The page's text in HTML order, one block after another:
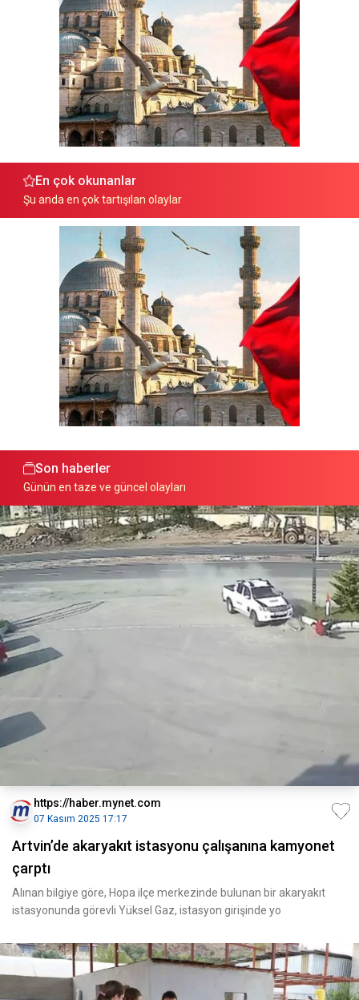
En çok okunanlar
Şu anda en çok tartışılan olaylar
Son haberler
Günün en taze ve güncel olayları
https://haber.mynet.com
07 Kasım 2025 17:17
Artvin’de akaryakıt istasyonu çalışanına kamyonet
çarptı
Alınan bilgiye göre, Hopa ilçe merkezinde bulunan bir akaryakıt
istasyonunda görevli Yüksel Gaz, istasyon girişinde yo